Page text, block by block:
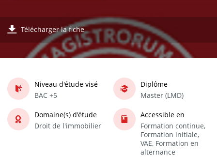
Télécharger la fiche
Niveau d'étude visé
BAC +5
Diplôme
Master (LMD)
Domaine(s) d'étude
Droit de l'immobilier
Accessible en
Formation continue,
Formation initiale,
VAE, Formation en
alternance